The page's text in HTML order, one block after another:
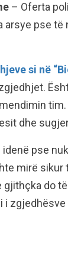
– Oferta
arsye pse
si në
dhe
pse
mirë
gjithçka do
i zgjedhësve